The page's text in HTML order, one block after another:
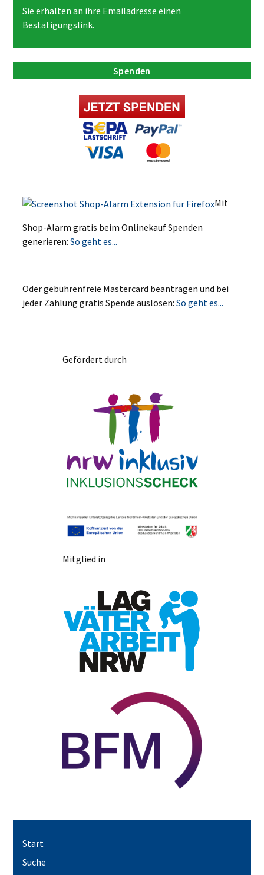
Sie erhalten an ihre Emailadresse einen
Bestätigungslink.
Spenden
Mit
Shop-Alarm gratis beim Onlinekauf Spenden
generieren:So geht es...
Oder gebührenfreie Mastercard beantragen und bei
jeder Zahlung gratis Spende auslösen:So geht es...
Gefördert durch
Mitglied in
Start
Suche